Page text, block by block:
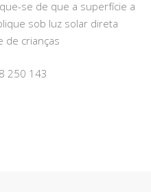
se de que a superfície a
sob luz solar direta
de crianças
250 143